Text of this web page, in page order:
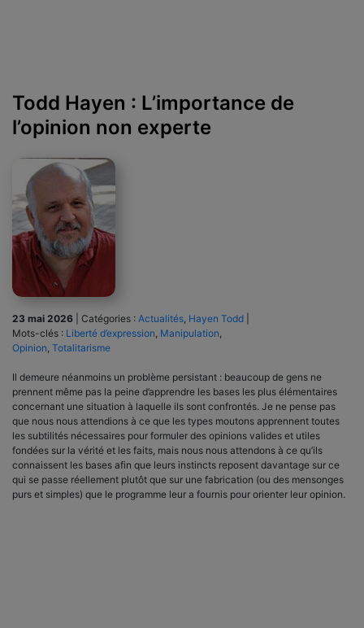
Todd Hayen : L’importance de
l’opinion non experte
23 mai 2026 Catégories : Actualités, Hayen Todd
Mots-clés : Liberté d’expression, Manipulation,
Opinion, Totalitarisme
Il demeure néanmoins un problème persistant : beaucoup de gens ne
prennent même pas la peine d’apprendre les bases les plus élémentaires
concernant une situation à laquelle ils sont confrontés. Je ne pense pas
que nous nous attendions à ce que les types moutons apprennent toutes
les subtilités nécessaires pour formuler des opinions valides et utiles
fondées sur la vérité et les faits, mais nous nous attendons à ce qu’ils
connaissent les bases afin que leurs instincts reposent davantage sur ce
qui se passe réellement plutôt que sur une fabrication (ou des mensonges
purs et simples) que le programme leur a fournis pour orienter leur opinion.